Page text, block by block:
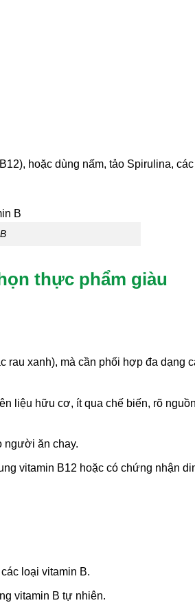
hoặc dùng nấm, tảo Spirulina,
thực phẩm giàu
rau xanh), mà cần phối hợp đa dạng
liệu hữu cơ, ít qua chế biến, rõ
người ăn chay.
vitamin B12 hoặc có chứng nhận
loại vitamin B.
vitamin B tự nhiên.